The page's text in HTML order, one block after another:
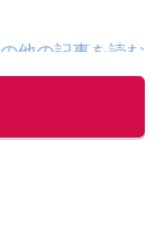
他の記事を読む